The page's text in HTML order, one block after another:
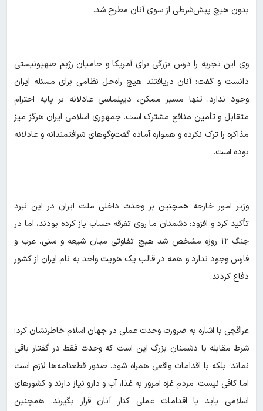
بدون هیچ پیش‌شرطی از سوی آنان مطرح شد.
وی این تجربه را درس بزرگی برای آمریکا و حامیان رژیم صهیونیستی
دانست و گفت: آنان دریافتند هیچ راه‌حل نظامی برای مسئله ایران
وجود ندارد. تنها مسیر ممکن، دیپلماسی عادلانه بر پایه احترام
متقابل و تأمین منافع مشترک است. جمهوری اسلامی ایران هرگز میز
مذاکره را ترک نکرده و همواره آماده گفت‌وگوهای شرافتمندانه و عادلانه
بوده است.
وزیر امور خارجه همچنین بر وحدت داخلی ملت ایران در این نبرد
تأکید کرد و افزود: دشمنان ما روی تفرقه حساب باز کرده بودند، اما در
جنگ ۱۲ روزه مشخص شد هیچ تفاوتی میان شیعه و سنی، عرب و
فارس وجود ندارد و همه در قالب یک هویت واحد به نام ایران از کشور
دفاع کردند.
عراقچی با اشاره به ضرورت وحدت عملی در جهان اسلام خاطرنشان کرد:
شرط مقابله با دشمنان بزرگ این است که وحدت فقط در گفتار باقی
نماند؛ بلکه با اقدامات واقعی همراه شود. صدور قطعنامه‌ها لازم است
اما کافی نیست. مردم غزه امروز به غذا، آب و دارو نیاز دارند و کشورهای
اسلامی باید با اقدامات عملی کنار آنان قرار بگیرند. همچنین